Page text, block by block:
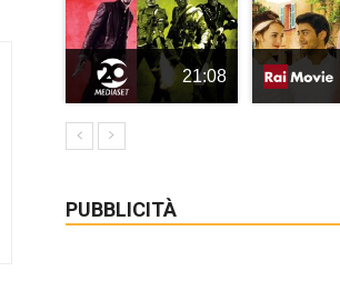
21:08
PUBBLICITÀ